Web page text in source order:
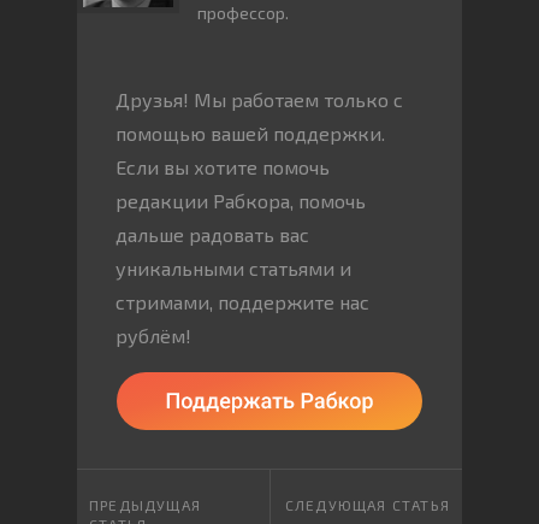
профессор.
Друзья! Мы работаем только с
помощью вашей поддержки.
Если вы хотите помочь
редакции Рабкора, помочь
дальше радовать вас
уникальными статьями и
стримами, поддержите нас
рублём!